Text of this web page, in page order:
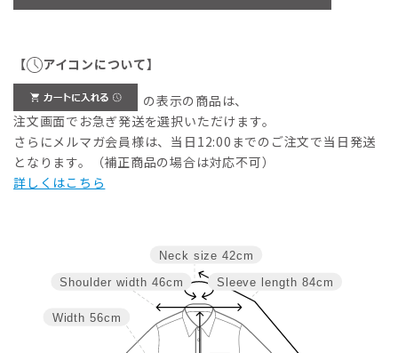
【 アイコンについて】
の表示の商品は、
注文画面でお急ぎ発送を選択いただけます。
さらにメルマガ会員様は、当日12:00までのご注文で当日発送
となります。（補正商品の場合は対応不可）
詳しくはこちら
Sleeve length 84cm
Neck size 42cm
Width 56cm
Shoulder width 46cm